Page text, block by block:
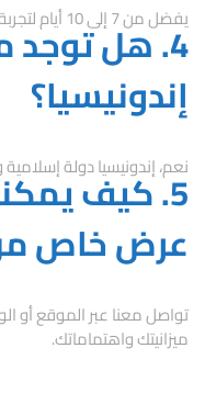
يفضل من 7 إلى 10 أيام لتجربة مريحة تشمل أكثر من مدينة.
4. هل
إندونيسيا؟
نعم، إندونيسيا دولة
5. كيف
عرض خاص
تواصل معنا عبر الموقع
ميزانيتك واهتماماتك.